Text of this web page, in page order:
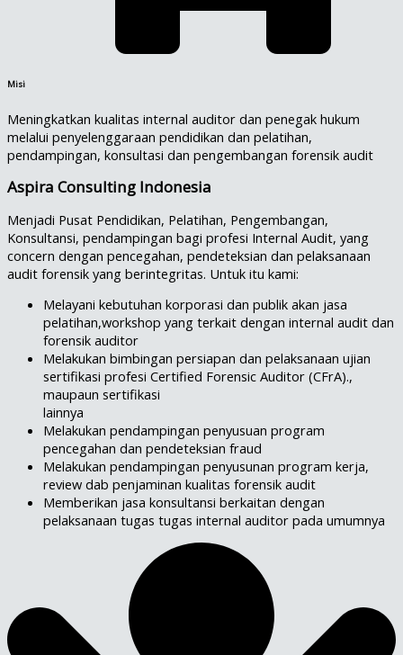
Misi
Meningkatkan kualitas internal auditor dan penegak hukum
melalui penyelenggaraan pendidikan dan pelatihan,
pendampingan, konsultasi dan pengembangan forensik audit
Aspira Consulting Indonesia
Menjadi Pusat Pendidikan, Pelatihan, Pengembangan,
Konsultansi, pendampingan bagi profesi Internal Audit, yang
concern dengan pencegahan, pendeteksian dan pelaksanaan
audit forensik yang berintegritas. Untuk itu kami:
Melayani kebutuhan korporasi dan publik akan jasa
pelatihan,workshop yang terkait dengan internal audit dan
forensik auditor
Melakukan bimbingan persiapan dan pelaksanaan ujian
sertifikasi profesi Certified Forensic Auditor (CFrA).,
maupaun sertifikasi
lainnya
Melakukan pendampingan penyusuan program
pencegahan dan pendeteksian fraud
Melakukan pendampingan penyusunan program kerja,
review dab penjaminan kualitas forensik audit
Memberikan jasa konsultansi berkaitan dengan
pelaksanaan tugas tugas internal auditor pada umumnya